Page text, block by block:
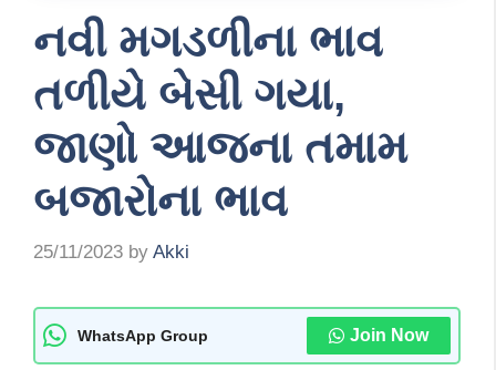
નવી મગડળીના ભાવ
તળીયે બેસી ગયા,
જાણો આજના તમામ
બજારોના ભાવ
25/11/2023 by Akki
WhatsApp Group Join Now